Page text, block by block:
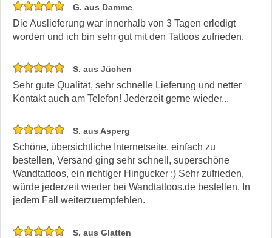
G. aus Damme
Die Auslieferung war innerhalb von 3 Tagen erledigt
worden und ich bin sehr gut mit den Tattoos zufrieden.
S. aus Jüchen
Sehr gute Qualität, sehr schnelle Lieferung und netter
Kontakt auch am Telefon! Jederzeit gerne wieder...
S. aus Asperg
Schöne, übersichtliche Internetseite, einfach zu
bestellen, Versand ging sehr schnell, superschöne
Wandtattoos, ein richtiger Hingucker :) Sehr zufrieden,
würde jederzeit wieder bei Wandtattoos.de bestellen. In
jedem Fall weiterzuempfehlen.
S. aus Glatten